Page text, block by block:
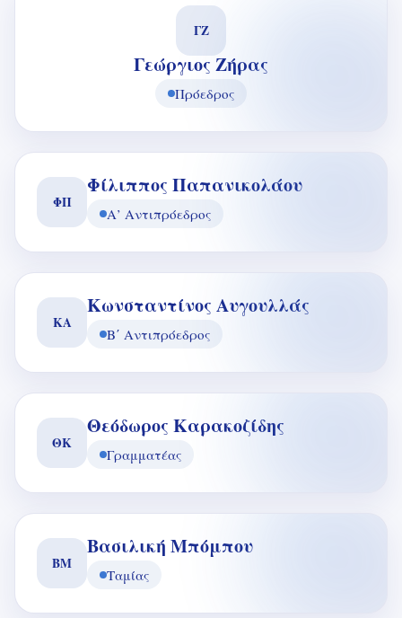
ΓΖ
Γεώργιος Ζήρας
Πρόεδρος
ΦΠ
Φίλιππος Παπανικολάου
Α’ Αντιπρόεδρος
ΚΑ
Κωνσταντίνος Αυγουλλάς
Β΄ Αντιπρόεδρος
ΘΚ
Θεόδωρος Καρακοζίδης
Γραμματέας
ΒΜ
Βασιλική Μπόμπου
Ταμίας